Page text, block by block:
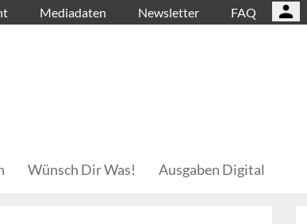
Mediadaten Newsletter FAQ
Wünsch Dir Was! Ausgaben Digital